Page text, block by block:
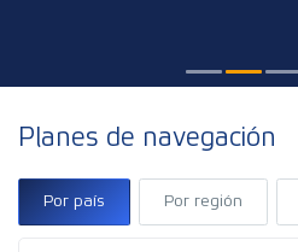
Planes de navegación
Por país Por región